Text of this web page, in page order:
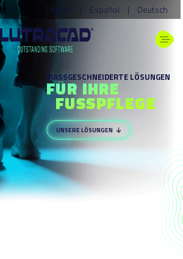
English Español | Deutsch
MASSGESCHNEIDERTE LÖSUNGEN
FÜR IHRE
FUSSPFLEGE
UNSERE LÖSUNGEN